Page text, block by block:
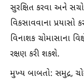
સુરક્ષિત કરવા અને
વિકસાવવાના
વિનાશક ચોમાસાના
રક્ષણ કરી શકશે.
મુખ્ય બાબતો: સમુદ્ર,